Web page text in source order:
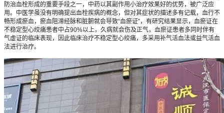
防治血栓形成的重要手段之一，中药以其副作用小治疗效果好的优势，被广泛应
用。中医学虽没有明确提出血栓疾病的概念，但对其症状的描述多有记载，血行不
畅形成瘀血，瘀血阻滞经脉和脏腑就会导致“血瘀证”，有研究结果显示，血瘀证在
不稳定型心绞痛患者中占90%以上，久病就会伤及正气，血瘀证患者多同时伴有
气虚证的临床表现，因此临床治疗不稳定型心绞痛，多采用补气活血法或益气活血
法进行治疗。